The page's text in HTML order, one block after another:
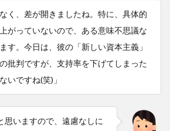
なく、差が開きましたね。特に、具体的
がっていないので、ある意味不思議な
す。今日は、彼の「新しい資本主義」
批判ですが、支持率を下げてしまった
いですね(笑)」
思いますので、遠慮なしに